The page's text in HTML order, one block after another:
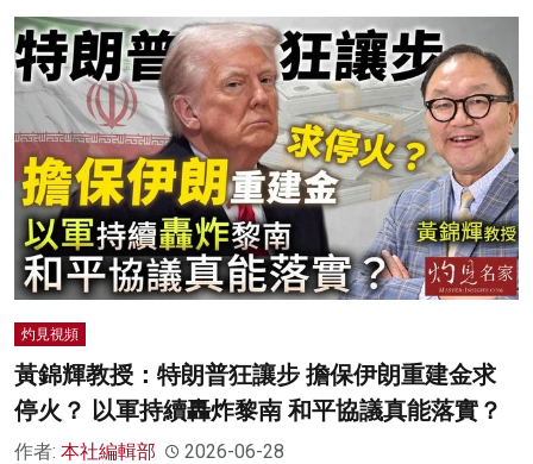
灼見視頻
黃錦輝教授：特朗普狂讓步 擔保伊朗重建金求
停火？ 以軍持續轟炸黎南 和平協議真能落實？
作者: 本社編輯部 2026-06-28